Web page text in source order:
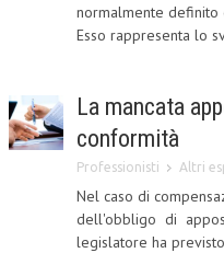
RISORSE UMANE
TREASURY IN FINANCIAL
RISK MANAGEMENT
PERSONA E CITTÀ
normalmente definito
Esso rappresenta lo
La mancata
conformità
Professionisti Altri
Nel caso di
dell'obbligo di
legislatore ha previsto